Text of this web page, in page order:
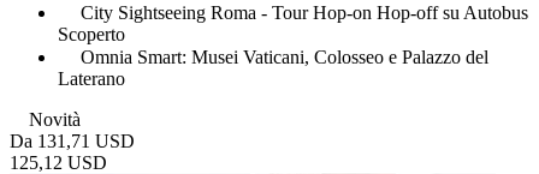
City Sightseeing Roma - Tour Hop-on Hop-off su Autobus
Scoperto
Omnia Smart: Musei Vaticani, Colosseo e Palazzo del
Laterano
Novità
Da 131,71 USD
125,12 USD